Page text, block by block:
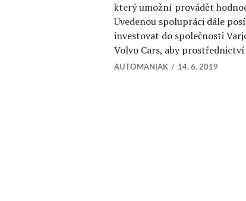
který umožní provádět
Uvedenou spolupráci dále
investovat do společnosti
Volvo Cars, aby
AUTOMANIAK 14. 6. 2019